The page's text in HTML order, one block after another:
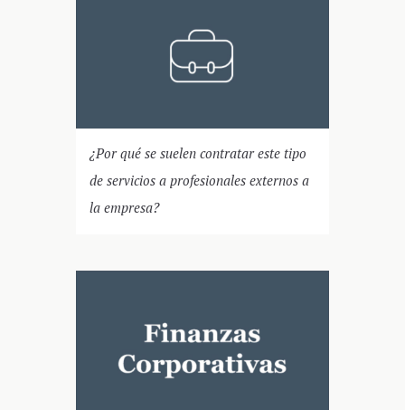
¿Por qué se suelen contratar este tipo
de servicios a profesionales externos a
la empresa?